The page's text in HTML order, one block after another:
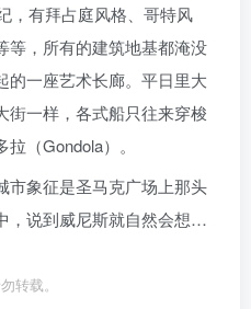
，有拜占庭风格、哥特风
等，所有的建筑地基都淹没
的一座艺术长廊。平日里大
街一样，各式船只往来穿梭
（Gondola）。
市象征是圣马克广场上那头
，说到威尼斯就自然会想…
转载。